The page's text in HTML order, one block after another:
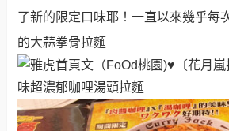
了新的限定口味耶！一直以來幾乎每
的大蒜拳骨拉麵